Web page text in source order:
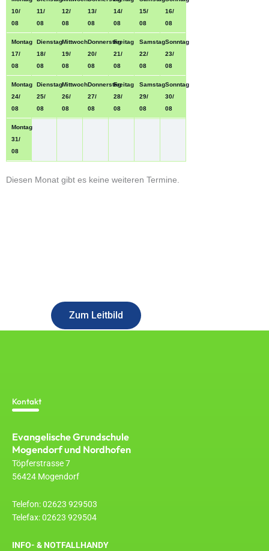
10/
08
11/
08
12/
08
13/
08
14/
08
15/
08
16/
08
Montag
17/
08
Dienstag
18/
08
Mittwoch
19/
08
Donnerstag
20/
08
Freitag
21/
08
Samstag
22/
08
Sonntag
23/
08
Montag
24/
08
Dienstag
25/
08
Mittwoch
26/
08
Donnerstag
27/
08
Freitag
28/
08
Samstag
29/
08
Sonntag
30/
08
Montag
31/
08
Diesen Monat gibt es keine weiteren Termine.
Zum Leitbild
Kontakt
Evangelische Grundschule
Mogendorf und Nordhofen
Töpferstrasse 7
56424 Mogendorf
Telefon: 02623 929503
Telefax: 02623 929504
INFO- & NOTFALLHANDY